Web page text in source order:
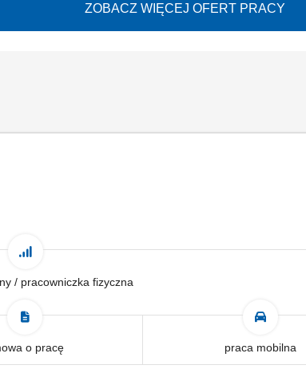
ZOBACZ WIĘCEJ OFERT PRACY
/ pracowniczka fizyczna
o pracę praca mobilna